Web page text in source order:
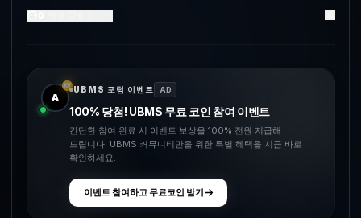
A
UBMS 포럼 이벤트 AD
100% 당첨! UBMS 무료 코인 참여 이벤트
간단한 참여 완료 시 이벤트 보상을 100% 전원 지급해
드립니다! UBMS 커뮤니티만을 위한 특별 혜택을 지금 바로
확인하세요.
이벤트 참여하고 무료코인 받기